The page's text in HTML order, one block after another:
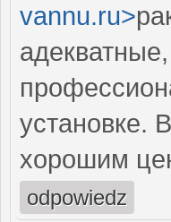
vannu.ru>
установке.
хорошим
odpowiedz